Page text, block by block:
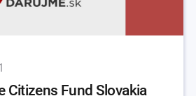
Citizens Fund Slovakia